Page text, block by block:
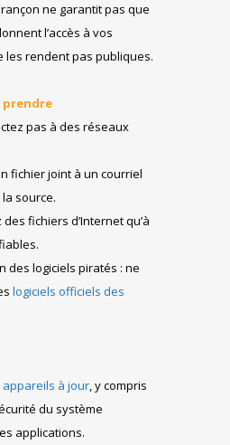
ne garantit pas que
l’accès à vos
les rendent pas publiques.
prendre
pas à des réseaux
fichier joint à un courriel
source.
fichiers d’Internet qu’à
des logiciels piratés : ne
logiciels officiels des
à jour, y compris
du système
applications.